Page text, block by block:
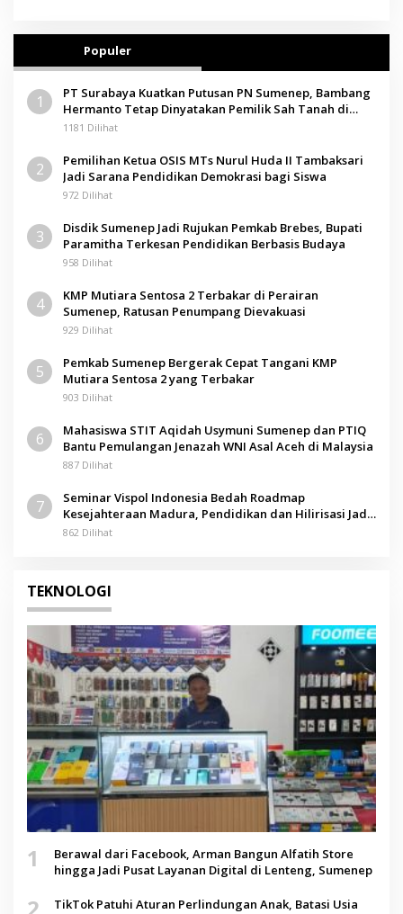
Populer
1
PT Surabaya Kuatkan Putusan PN Sumenep, Bambang
Hermanto Tetap Dinyatakan Pemilik Sah Tanah di
Pamolokan
1181 Dilihat
2
Pemilihan Ketua OSIS MTs Nurul Huda II Tambaksari
Jadi Sarana Pendidikan Demokrasi bagi Siswa
972 Dilihat
3
Disdik Sumenep Jadi Rujukan Pemkab Brebes, Bupati
Paramitha Terkesan Pendidikan Berbasis Budaya
958 Dilihat
4
KMP Mutiara Sentosa 2 Terbakar di Perairan
Sumenep, Ratusan Penumpang Dievakuasi
929 Dilihat
5
Pemkab Sumenep Bergerak Cepat Tangani KMP
Mutiara Sentosa 2 yang Terbakar
903 Dilihat
6
Mahasiswa STIT Aqidah Usymuni Sumenep dan PTIQ
Bantu Pemulangan Jenazah WNI Asal Aceh di Malaysia
887 Dilihat
7
Seminar Vispol Indonesia Bedah Roadmap
Kesejahteraan Madura, Pendidikan dan Hilirisasi Jadi
Kunci
862 Dilihat
TEKNOLOGI
1
Berawal dari Facebook, Arman Bangun Alfatih Store
hingga Jadi Pusat Layanan Digital di Lenteng, Sumenep
TikTok Patuhi Aturan Perlindungan Anak, Batasi Usia